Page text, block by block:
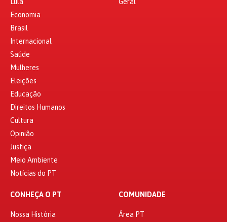
Economia
Brasil
Internacional
Saúde
Mulheres
Eleições
Educação
Direitos Humanos
Cultura
Opinião
Justiça
Meio Ambiente
Notícias do PT
CONHEÇA O PT
Nossa História
COMUNIDADE
Área PT